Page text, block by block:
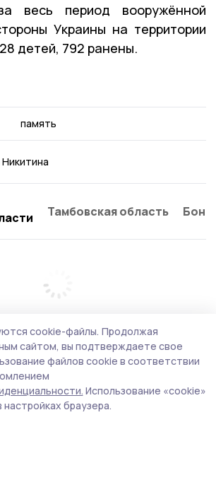
весь период вооружённой
Украины на территории
детей, 792 ранены.
память
Тамбовская область
cookie-файлы. Продолжая
сайтом, вы подтверждаете свое
файлов cookie в соответствии
Использование «cookie»
браузера.